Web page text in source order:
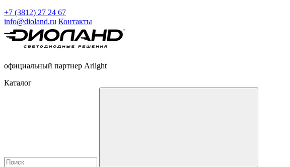
+7 (3812) 27 24 67
info@dioland.ru Контакты
официальный партнер Arlight
Каталог